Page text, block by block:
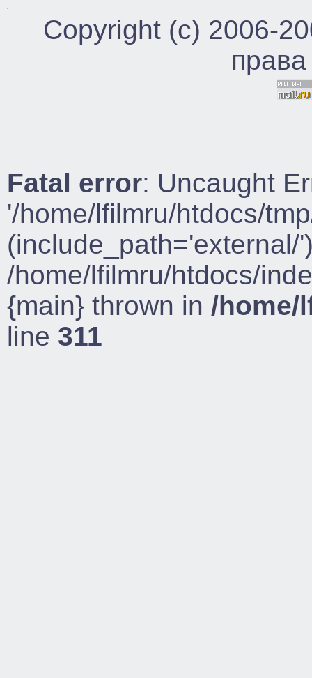
Copyright (c) 2006-
Fatal error: Uncaught
'/home/lfilmru/htdocs/
(include_path='external/
/home/lfilmru/htdocs/
{main} thrown in /home/
line 311